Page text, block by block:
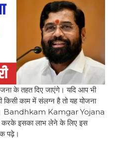
के तहत दिए जाएंगे। यदि आप भी
किसी काम में संलग्न है तो यह योजना
है। Bandhkam Kamgar Yojana
करके इसका लाभ लेने के लिए इस
पढ़े।